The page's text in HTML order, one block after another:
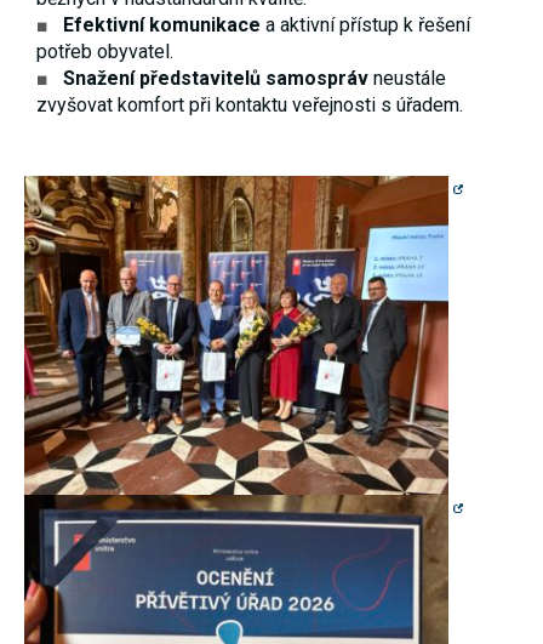
Efektivní komunikace a aktivní přístup k řešení
potřeb obyvatel.
Snažení představitelů samospráv neustále
zvyšovat komfort při kontaktu veřejnosti s úřadem.
vztahu k Vaší
ztrácíme
možnost
analýzy
opatření.
Personalizované
soubory cookie
Používáme rovněž
soubory cookie a
další technologie,
abychom
přizpůsobili naše
webové stránky
potřebám a zájmům
našich návštěvníků.
Reklamní
Reklamní cookies
používáme my
nebo naši partneři,
abychom Vám
mohli zobrazit